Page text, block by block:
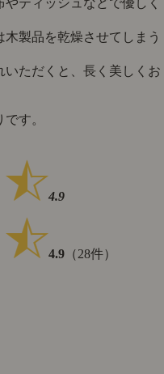
ティッシュなどで優しく
製品を乾燥させてしまう
ただくと、長く美しくお
す。
4.9
4.9 （28件）